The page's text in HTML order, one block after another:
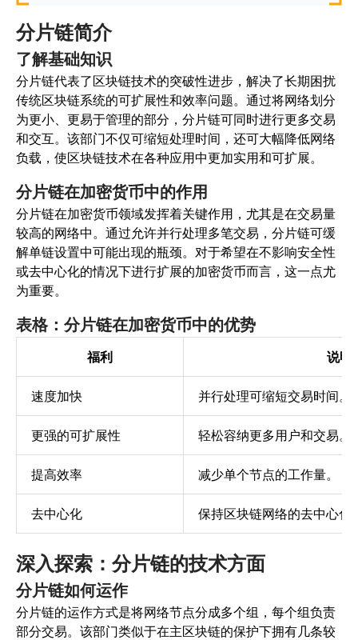
分片链简介
了解基础知识
分片链代表了区块链技术的突破性进步，解决了长期困扰
传统区块链系统的可扩展性和效率问题。通过将网络划分
为更小、更易于管理的部分，分片链可同时进行更多交易
和交互。该部门不仅可缩短处理时间，还可大幅降低网络
负载，使区块链技术在各种应用中更加实用和可扩展。
分片链在加密货币中的作用
分片链在加密货币领域发挥着关键作用，尤其是在交易量
较高的网络中。通过允许并行处理多笔交易，分片链可缓
解单链设置中可能出现的瓶颈。对于希望在不影响安全性
或去中心化的情况下进行扩展的加密货币而言，这一点尤
为重要。
表格：分片链在加密货币中的优势
福利 说明
速度加快 并行处理可缩短交易时间。
更强的可扩展性 轻松容纳更多用户和交易。
提高效率 减少单个节点的工作量。
去中心化 保持区块链网络的去中心化
深入探索：分片链的技术方面
分片链如何运作
分片链的运作方式是将网络节点分成多个组，每个组负责
部分交易。该部门类似于在主区块链的保护下拥有几条较